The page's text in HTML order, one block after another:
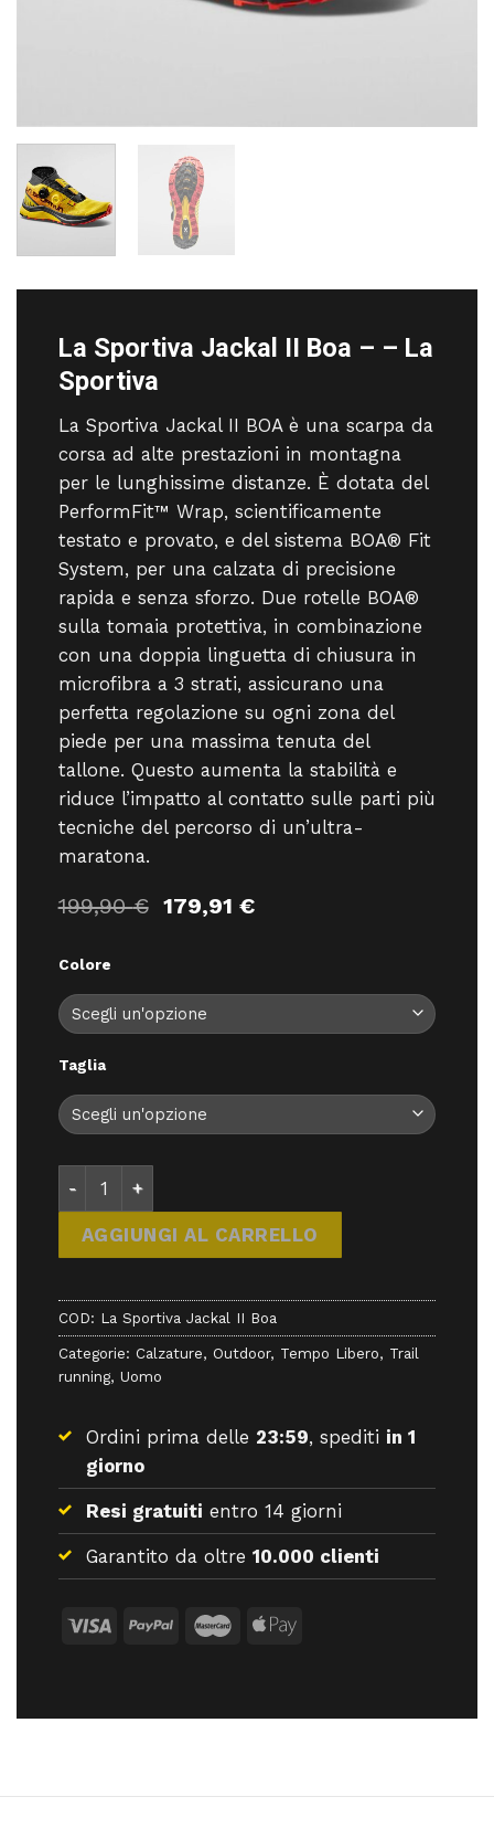
La Sportiva Jackal II Boa – – La
Sportiva
La Sportiva Jackal II BOA è una scarpa da
corsa ad alte prestazioni in montagna
per le lunghissime distanze. È dotata del
PerformFit™ Wrap, scientificamente
testato e provato, e del sistema BOA® Fit
System, per una calzata di precisione
rapida e senza sforzo. Due rotelle BOA®
sulla tomaia protettiva, in combinazione
con una doppia linguetta di chiusura in
microfibra a 3 strati, assicurano una
perfetta regolazione su ogni zona del
piede per una massima tenuta del
tallone. Questo aumenta la stabilità e
riduce l’impatto al contatto sulle parti più
tecniche del percorso di un’ultra-
maratona.
199,90€ Il
199,90 €.
179,91 €Il
179,91 €.
Colore
Taglia
AGGIUNGI AL CARRELLO
COD: La Sportiva Jackal II Boa
Categorie: Calzature, Outdoor, Tempo Libero, Trail
running, Uomo
Ordini prima delle 23:59, spediti in 1
giorno
Resi gratuiti entro 14 giorni
Garantito da oltre 10.000 clienti